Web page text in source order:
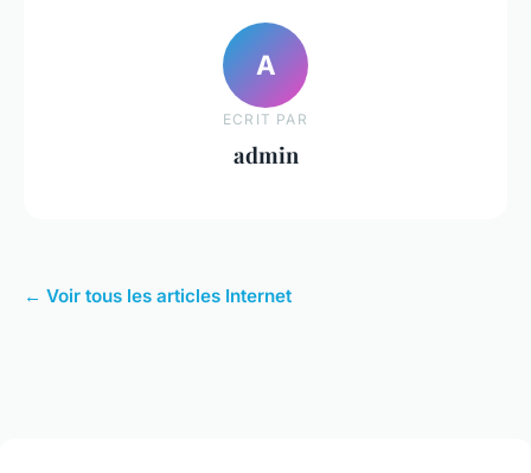
A
ECRIT PAR
admin
← Voir tous les articles Internet